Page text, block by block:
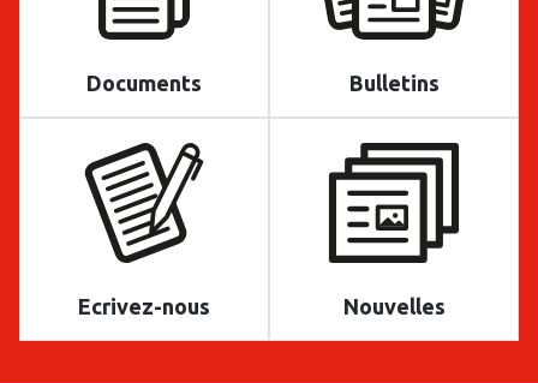
Documents Bulletins
Ecrivez-nous Nouvelles